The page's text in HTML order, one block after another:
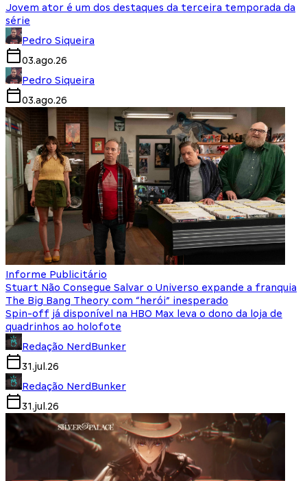
Jovem ator é um dos destaques da terceira temporada da
série
Pedro Siqueira
03.ago.26
Pedro Siqueira
03.ago.26
Informe Publicitário
Stuart Não Consegue Salvar o Universo expande a franquia
The Big Bang Theory com “herói” inesperado
Spin-off já disponível na HBO Max leva o dono da loja de
quadrinhos ao holofote
Redação NerdBunker
31.jul.26
Redação NerdBunker
31.jul.26